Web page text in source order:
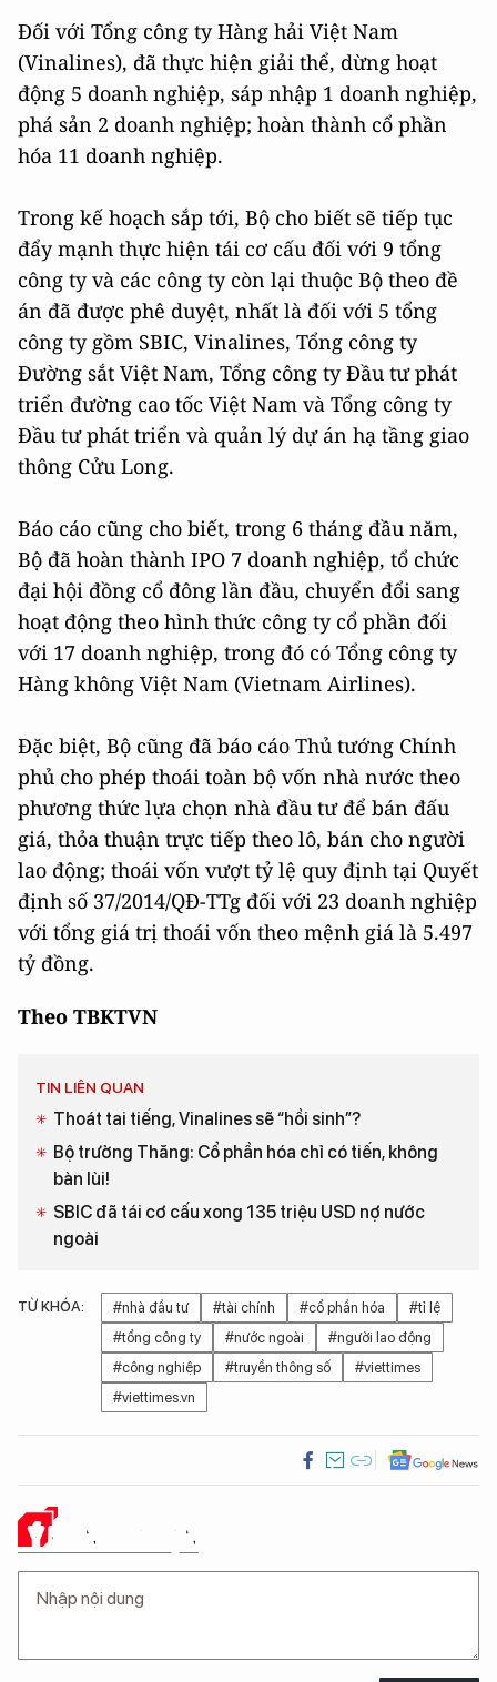
Đối với Tổng công ty Hàng hải Việt Nam
(Vinalines), đã thực hiện giải thể, dừng hoạt
động 5 doanh nghiệp, sáp nhập 1 doanh nghiệp,
phá sản 2 doanh nghiệp; hoàn thành cổ phần
hóa 11 doanh nghiệp.
Trong kế hoạch sắp tới, Bộ cho biết sẽ tiếp tục
đẩy mạnh thực hiện tái cơ cấu đối với 9 tổng
công ty và các công ty còn lại thuộc Bộ theo đề
án đã được phê duyệt, nhất là đối với 5 tổng
công ty gồm SBIC, Vinalines, Tổng công ty
Đường sắt Việt Nam, Tổng công ty Đầu tư phát
triển đường cao tốc Việt Nam và Tổng công ty
Đầu tư phát triển và quản lý dự án hạ tầng giao
thông Cửu Long.
Báo cáo cũng cho biết, trong 6 tháng đầu năm,
Bộ đã hoàn thành IPO 7 doanh nghiệp, tổ chức
đại hội đồng cổ đông lần đầu, chuyển đổi sang
hoạt động theo hình thức công ty cổ phần đối
với 17 doanh nghiệp, trong đó có Tổng công ty
Hàng không Việt Nam (Vietnam Airlines).
Đặc biệt, Bộ cũng đã báo cáo Thủ tướng Chính
phủ cho phép thoái toàn bộ vốn nhà nước theo
phương thức lựa chọn nhà đầu tư để bán đấu
giá, thỏa thuận trực tiếp theo lô, bán cho người
lao động; thoái vốn vượt tỷ lệ quy định tại Quyết
định số 37/2014/QĐ-TTg đối với 23 doanh nghiệp
với tổng giá trị thoái vốn theo mệnh giá là 5.497
tỷ đồng.
Theo TBKTVN
TIN LIÊN QUAN
Thoát tai tiếng, Vinalines sẽ “hồi sinh”?
Bộ trưởng Thăng: Cổ phần hóa chỉ có tiến, không
bàn lùi!
SBIC đã tái cơ cấu xong 135 triệu USD nợ nước
ngoài
TỪ KHÓA: #nhà đầu tư #tài chính #cổ phần hóa
#tỉ lệ
#tổng công ty
#nước ngoài
#người lao động
#công nghiệp
#truyền thông số
#viettimes
#viettimes.vn
Ý KIẾN CỦA BẠN